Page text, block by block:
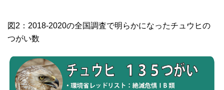
図2：2018-2020の全国調査で明らかになったチュウヒの
つがい数